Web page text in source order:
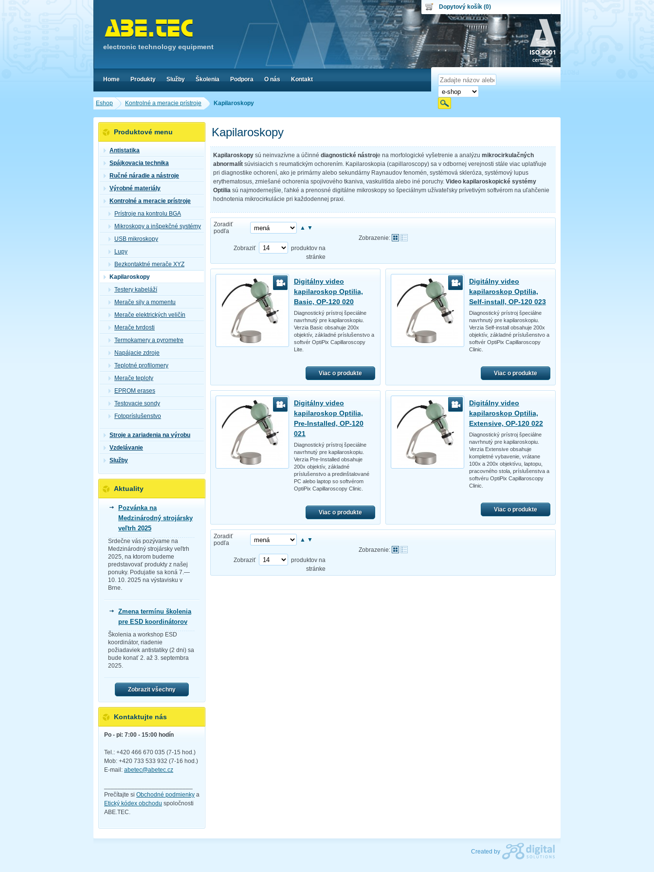
Eshop Kontrolné a meracie prístroje Kapilaroskopy
Kapilaroskopy
Kapilaroskopy sú neinvazívne a účinné diagnostické nástroje na morfologické vyšetrenie a analýzu mikrocirkulačných
abnormalít súvisiacich s reumatickým ochorením. Kapilaroskopia (capillaroscopy) sa v odbornej verejnosti stále viac uplatňuje
pri diagnostike ochorení, ako je primárny alebo sekundárny Raynaudov fenomén, systémová skleróza, systémový lupus
erythematosus, zmiešané ochorenia spojivového tkaniva, vaskulitída alebo iné poruchy. Video kapilaroskopické systémy
Optilia sú najmodernejšie, ľahké a prenosné digitálne mikroskopy so špeciálnym užívateľsky prívetivým softvérom na uľahčenie
hodnotenia mikrocirkulácie pri každodennej praxi.
Zoradiť
podľa
▲ ▼
Zobrazenie:
Zobraziť
produktov na
stránke
Digitálny video
kapilaroskop Optilia,
Basic, OP-120 020
Diagnostický prístroj špeciálne
navrhnutý pre kapilaroskopiu.
Verzia Basic obsahuje 200x
objektív, základné príslušenstvo a
softvér OptiPix Capillaroscopy
Lite.
Viac o produkte
Digitálny video
kapilaroskop Optilia,
Self-install, OP-120 023
Diagnostický prístroj špeciálne
navrhnutý pre kapilaroskopiu.
Verzia Self-install obsahuje 200x
objektív, základné príslušenstvo a
softvér OptiPix Capillaroscopy
Clinic.
Viac o produkte
Digitálny video
kapilaroskop Optilia,
Pre-Installed, OP-120
021
Diagnostický prístroj špeciálne
navrhnutý pre kapilaroskopiu.
Verzia Pre-Installed obsahuje
200x objektív, základné
príslušenstvo a predinštalované
PC alebo laptop so softvérom
OptiPix Capillaroscopy Clinic.
Viac o produkte
Digitálny video
kapilaroskop Optilia,
Extensive, OP-120 022
Diagnostický prístroj špeciálne
navrhnutý pre kapilaroskopiu.
Verzia Extensive obsahuje
kompletné vybavenie, vrátane
100x a 200x objektívu, laptopu,
pracovného stola, príslušenstva a
softvéru OptiPix Capillaroscopy
Clinic.
Viac o produkte
Zoradiť
podľa
▲ ▼
Zobrazenie:
Zobraziť
produktov na
stránke
Produktové menu
Antistatika
Spájkovacia technika
Ručné náradie a nástroje
Výrobné materiály
Kontrolné a meracie prístroje
Prístroje na kontrolu BGA
Mikroskopy a inšpekčné systémy
USB mikroskopy
Lupy
Bezkontaktné merače XYZ
Kapilaroskopy
Testery kabeláží
Merače sily a momentu
Merače elektrických veličín
Merače tvrdosti
Termokamery a pyrometre
Napájacie zdroje
Teplotné profilomery
Merače teploty
EPROM erases
Testovacie sondy
Fotopríslušenstvo
Stroje a zariadenia na výrobu
Vzdelávanie
Služby
Aktuality
Pozvánka na
Medzinárodný strojársky
veľtrh 2025
Srdečne vás pozývame na
Medzinárodný strojársky veľtrh
2025, na ktorom budeme
predstavovať produkty z našej
ponuky. Podujatie sa koná 7.—
10. 10. 2025 na výstavisku v
Brne.
Zmena termínu školenia
pre ESD koordinátorov
Školenia a workshop ESD
koordinátor, riadenie
požiadaviek antistatiky (2 dni) sa
bude konať 2. až 3. septembra
2025.
Zobrazit všechny
Kontaktujte nás
Po - pi: 7:00 - 15:00 hodín
Tel.: +420 466 670 035 (7-15 hod.)
Mob: +420 733 533 932 (7-16 hod.)
E-mail: abetec@abetec.cz
Prečítajte si Obchodné podmienky a
Etický kódex obchodu spoločnosti
ABE.TEC.
Created by
electronic technology equipment
Dopytový košík (0)
Dopytový košík je prázdny!
Obsah košíka
Počet produktov:0
Home Produkty Služby Školenia Podpora O nás Kontakt